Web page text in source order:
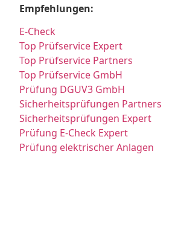
Empfehlungen:
E-Check
Top Prüfservice Expert
Top Prüfservice Partners
Top Prüfservice GmbH
Prüfung DGUV3 GmbH
Sicherheitsprüfungen Partners
Sicherheitsprüfungen Expert
Prüfung E-Check Expert
Prüfung elektrischer Anlagen